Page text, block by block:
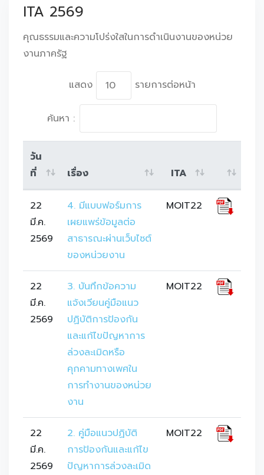
ITA 2569
คุณธรรมและความโปร่งใสในการดำเนินงานของหน่วย
งานภาครัฐ
แสดง รายการต่อหน้า
ค้นหา :
วัน
ที่
เรื่อง ITA
22
มี.ค.
2569
4. มีแบบฟอร์มการ
เผยแพร่ข้อมูลต่อ
สาธารณะผ่านเว็บไซต์
ของหน่วยงาน
MOIT22
22
มี.ค.
2569
3. บันทึกข้อความ
แจ้งเวียนคู่มือแนว
ปฏิบัติการป้องกัน
และแก้ไขปัญหาการ
ล่วงละเมิดหรือ
คุกคามทางเพศใน
การทำงานของหน่วย
งาน
MOIT22
22
มี.ค.
2569
2. คู่มือแนวปฏิบัติ
การป้องกันและแก้ไข
ปัญหาการล่วงละเมิด
MOIT22